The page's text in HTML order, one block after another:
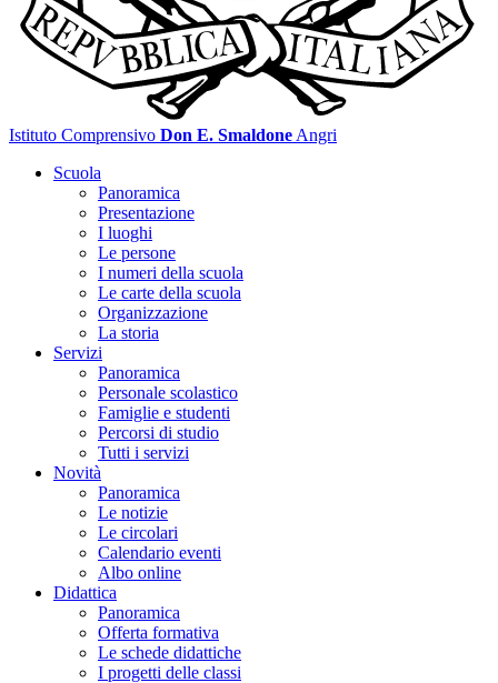
Istituto Comprensivo Don E. Smaldone Angri
Scuola
Panoramica
Presentazione
I luoghi
Le persone
I numeri della scuola
Le carte della scuola
Organizzazione
La storia
Servizi
Panoramica
Personale scolastico
Famiglie e studenti
Percorsi di studio
Tutti i servizi
Novità
Panoramica
Le notizie
Le circolari
Calendario eventi
Albo online
Didattica
Panoramica
Offerta formativa
Le schede didattiche
I progetti delle classi